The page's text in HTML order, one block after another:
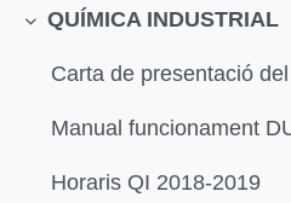
Redueix
QUÍMICA INDUSTRIAL
Horaris QI 2018-2019